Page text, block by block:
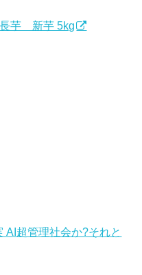
長芋 新芋 5kg
AI超管理社会か?それと